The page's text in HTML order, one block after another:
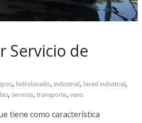
Servicio de
, hidrolavado, industrial, lavad industrial,
, servicio, transporte, vans
tiene como característica